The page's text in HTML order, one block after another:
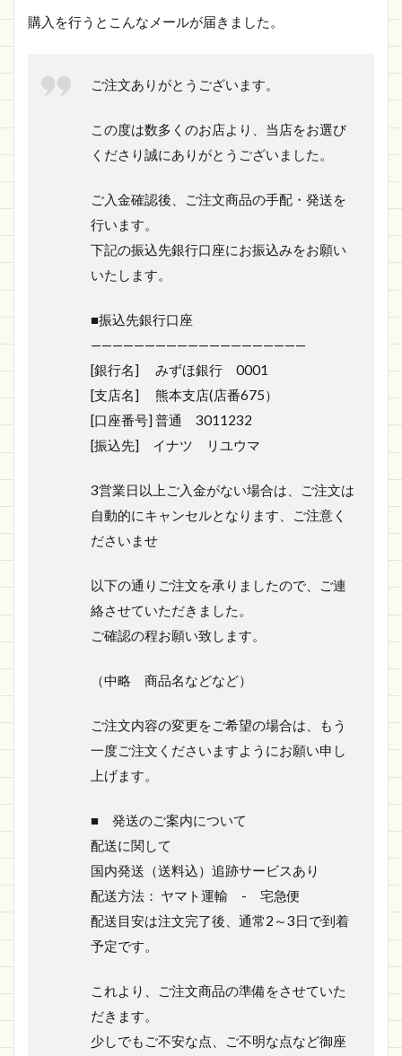
購入を行うとこんなメールが届きました。
ご注文ありがとうございます。
この度は数多くのお店より、当店をお選び
くださり誠にありがとうございました。
ご入金確認後、ご注文商品の手配・発送を
行います。
下記の振込先銀行口座にお振込みをお願い
いたします。
■振込先銀行口座
————————————————————
[銀行名] みずほ銀行 0001
[支店名] 熊本支店(店番675）
[口座番号] 普通 3011232
[振込先] イナツ リユウマ
3営業日以上ご入金がない場合は、ご注文は
自動的にキャンセルとなります、ご注意く
ださいませ
以下の通りご注文を承りましたので、ご連
絡させていただきました。
ご確認の程お願い致します。
（中略 商品名などなど）
ご注文内容の変更をご希望の場合は、もう
一度ご注文くださいますようにお願い申し
上げます。
■ 発送のご案内について
配送に関して
国内発送（送料込）追跡サービスあり
配送方法： ヤマト運輸 - 宅急便
配送目安は注文完了後、通常2～3日で到着
予定です。
これより、ご注文商品の準備をさせていた
だきます。
少しでもご不安な点、ご不明な点など御座